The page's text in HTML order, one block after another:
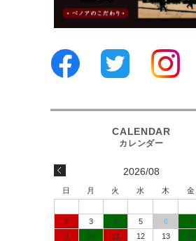
2026/08
日 月 火 水 木 金
2
3 4 5 6 7
9
10 11 12 13 14